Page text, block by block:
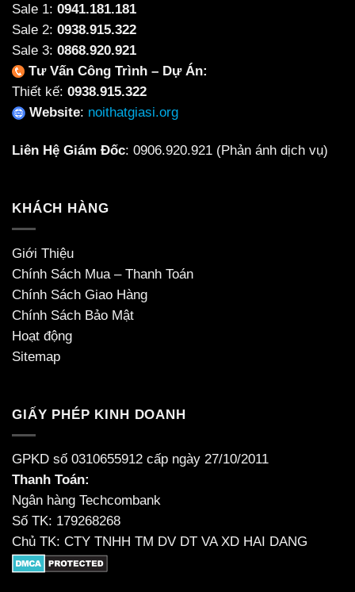
Sale 1: 0941.181.181
Sale 2: 0938.915.322
Sale 3: 0868.920.921
Tư Vấn Công Trình – Dự Án:
Thiết kế: 0938.915.322
Website: noithatgiasi.org
Liên Hệ Giám Đốc: 0906.920.921 (Phản ánh dịch vụ)
KHÁCH HÀNG
Giới Thiệu
Chính Sách Mua – Thanh Toán
Chính Sách Giao Hàng
Chính Sách Bảo Mật
Hoạt động
Sitemap
GIẤY PHÉP KINH DOANH
GPKD số 0310655912 cấp ngày 27/10/2011
Thanh Toán:
Ngân hàng Techcombank
Số TK: 179268268
Chủ TK: CTY TNHH TM DV DT VA XD HAI DANG